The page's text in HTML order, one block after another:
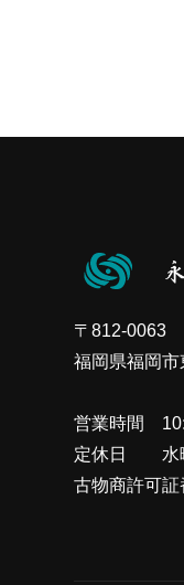
〒812-0063
福岡県福岡
営業時間
定休日 水
古物商許可